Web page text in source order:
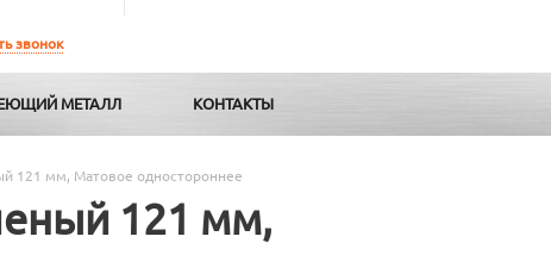
звонок
МЕТАЛЛ КОНТАКТЫ
121 мм, Матовое одностороннее
121 мм,